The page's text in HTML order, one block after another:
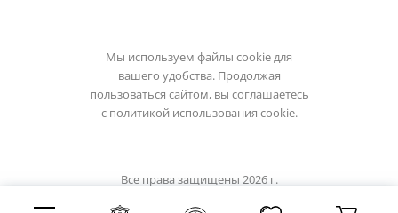
Мы используем файлы cookie для
вашего удобства. Продолжая
пользоваться сайтом, вы соглашаетесь
с политикой использования cookie.
Все права защищены 2026 г.